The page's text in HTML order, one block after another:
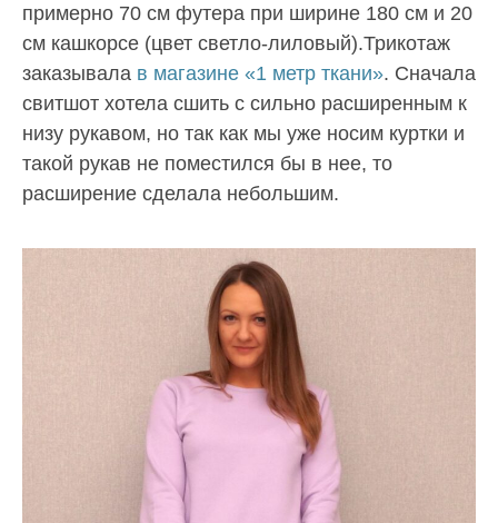
примерно 70 см футера при ширине 180 см и 20
см кашкорсе (цвет светло-лиловый).Трикотаж
заказывала в магазине «1 метр ткани». Сначала
свитшот хотела сшить с сильно расширенным к
низу рукавом, но так как мы уже носим куртки и
такой рукав не поместился бы в нее, то
расширение сделала небольшим.